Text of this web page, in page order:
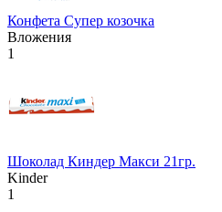
Конфета Супер козочка
Вложения
1
Шоколад Киндер Макси 21гр.
Kinder
1